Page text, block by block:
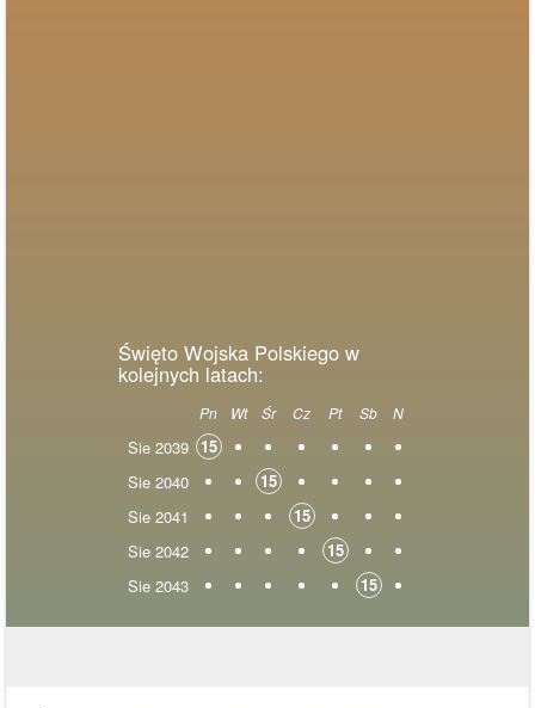
Święto Wojska Polskiego w
kolejnych latach:
Pn Wt Śr Cz Pt Sb N
Sie 2039 15
Sie 2040
15
Sie 2041
15
Sie 2042
15
Sie 2043
15